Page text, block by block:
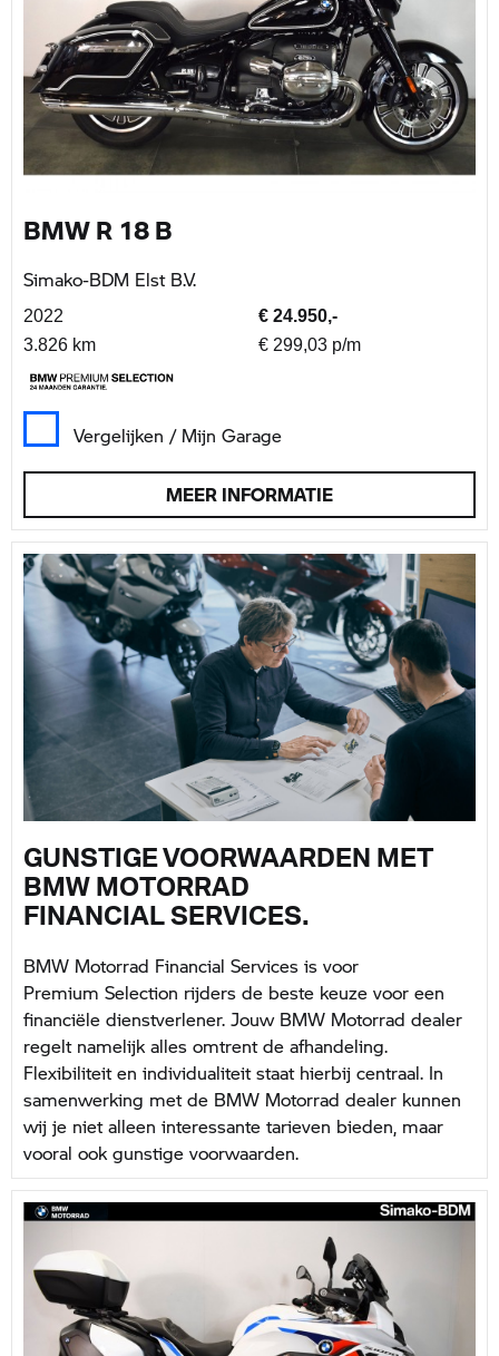
BMW R 18 B
Simako-BDM Elst B.V.
2022
€ 24.950,-
3.826 km
€ 299,03 p/m
Vergelijken / Mijn Garage
MEER INFORMATIE
GUNSTIGE VOORWAARDEN MET
BMW MOTORRAD
FINANCIAL SERVICES.
BMW Motorrad Financial Services is voor
Premium Selection rijders de beste keuze voor een
financiële dienstverlener. Jouw BMW Motorrad dealer
regelt namelijk alles omtrent de afhandeling.
Flexibiliteit en individualiteit staat hierbij centraal. In
samenwerking met de BMW Motorrad dealer kunnen
wij je niet alleen interessante tarieven bieden, maar
vooral ook gunstige voorwaarden.